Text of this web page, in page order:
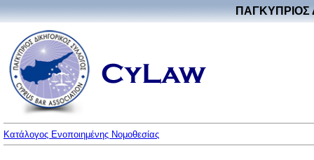
ΠΑΓΚΥΠΡΙΟΣ
Κατάλογος Ενοποιημένης Νομοθεσίας